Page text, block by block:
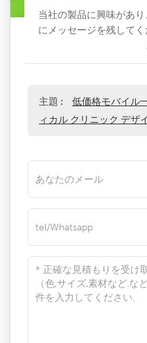
当社の製品に興味があ
にメッセージを残して
主題 :
低価格モバイル
ィカル クリニック デザ